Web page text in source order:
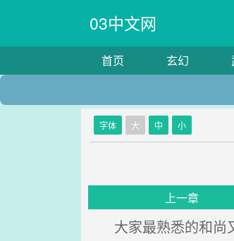
03中文网
首页 玄幻
字体 大 中 小
上一章
大家最熟悉的和尚